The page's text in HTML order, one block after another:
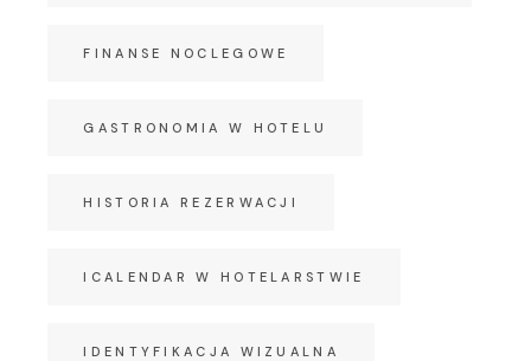
FINANSE NOCLEGOWE
GASTRONOMIA W HOTELU
HISTORIA REZERWACJI
ICALENDAR W HOTELARSTWIE
IDENTYFIKACJA WIZUALNA